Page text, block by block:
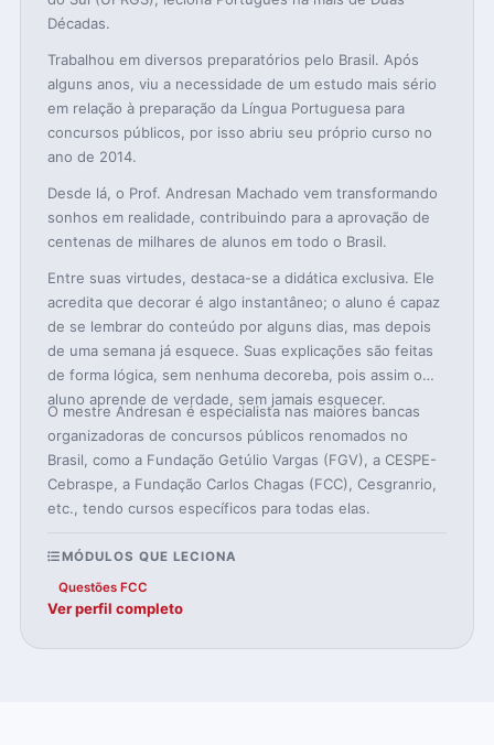
Décadas.
Trabalhou em diversos preparatórios pelo Brasil. Após
alguns anos, viu a necessidade de um estudo mais sério
em relação à preparação da Língua Portuguesa para
concursos públicos, por isso abriu seu próprio curso no
ano de 2014.
Desde lá, o Prof. Andresan Machado vem transformando
sonhos em realidade, contribuindo para a aprovação de
centenas de milhares de alunos em todo o Brasil.
Entre suas virtudes, destaca-se a didática exclusiva. Ele
acredita que decorar é algo instantâneo; o aluno é capaz
de se lembrar do conteúdo por alguns dias, mas depois
de uma semana já esquece. Suas explicações são feitas
de forma lógica, sem nenhuma decoreba, pois assim o
aluno aprende de verdade, sem jamais esquecer.
O mestre Andresan é especialista nas maiores bancas
organizadoras de concursos públicos renomados no
Brasil, como a Fundação Getúlio Vargas (FGV), a CESPE-
Cebraspe, a Fundação Carlos Chagas (FCC), Cesgranrio,
etc., tendo cursos específicos para todas elas.
MÓDULOS QUE LECIONA
Questões FCC
Ver perfil completo